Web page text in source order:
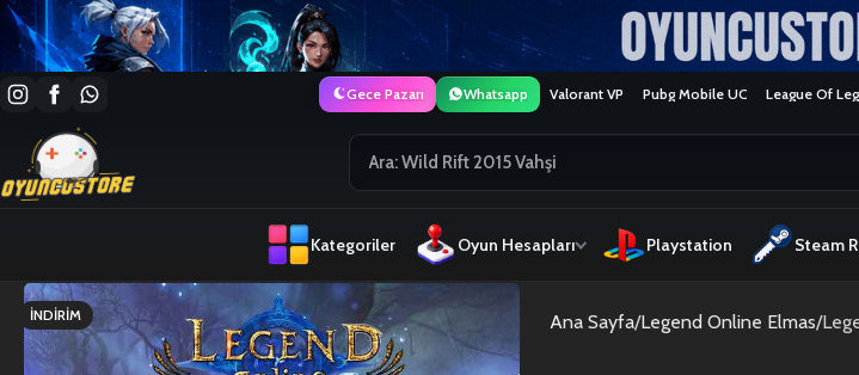
Gece Pazarı Whatsapp Valorant VP Pubg Mobile UC League Of
Kategoriler Oyun Hesapları Playstation Steam
İNDIRIM Ana Sayfa Legend Online Elmas